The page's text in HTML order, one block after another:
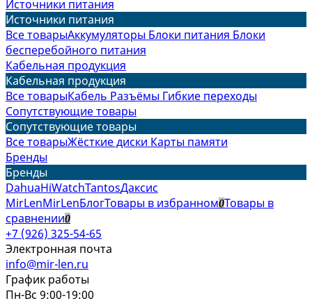
Источники питания
Источники питания
Все товарыАккумуляторы Блоки питания Блоки
бесперебойного питания
Кабельная продукция
Кабельная продукция
Все товарыКабель Разъёмы Гибкие переходы
Сопутствующие товары
Сопутствующие товары
Все товарыЖёсткие диски Карты памяти
Бренды
Бренды
DahuaHiWatchTantosДаксис
MirLenMirLenБлогТовары в избранном0Товары в
сравнении0
+7 (926) 325-54-65
Электронная почта
info@mir-len.ru
График работы
Пн-Вс 9:00-19:00